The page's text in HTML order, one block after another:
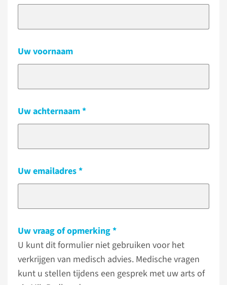
Uw voornaam
Uw achternaam
Uw emailadres
Uw vraag of opmerking
U kunt dit formulier niet gebruiken voor het
verkrijgen van medisch advies. Medische vragen
kunt u stellen tijdens een gesprek met uw arts of